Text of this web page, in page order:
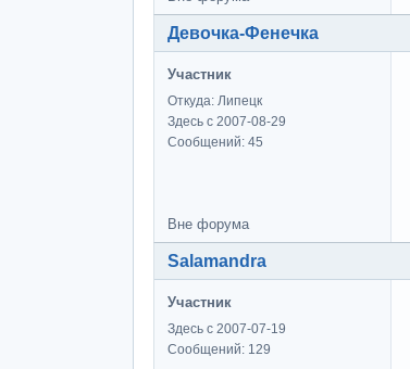
Девочка-Фенечка
Участник
Откуда: Липецк
Здесь с 2007-08-29
Сообщений: 45
Вне форума
Salamandra
Участник
Здесь с 2007-07-19
Сообщений: 129